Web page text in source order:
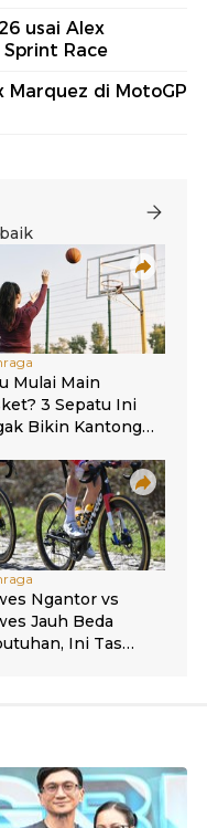
usai Alex
Race
Marquez di MotoGP